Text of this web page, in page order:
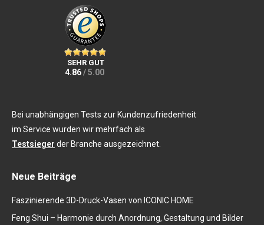
SEHR GUT
4.86/ 5.00
Bei unabhängigen Tests zur Kundenzufriedenheit
im Service wurden wir mehrfach als
Testsieger der Branche ausgezeichnet.
Neue Beiträge
Faszinierende 3D-Druck-Vasen von ICONIC HOME
Feng Shui – Harmonie durch Anordnung, Gestaltung und Bilder